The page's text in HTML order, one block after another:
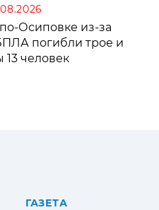
Осиповке из-за
погибли трое и
13 человек
ГАЗЕТА